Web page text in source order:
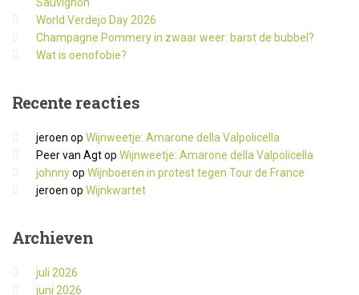
World Verdejo Day 2026
Champagne Pommery in zwaar weer: barst de bubbel?
Wat is oenofobie?
Recente reacties
jeroen op Wijnweetje: Amarone della Valpolicella
Peer van Agtop Wijnweetje: Amarone della Valpolicella
johnnyop Wijnboeren in protest tegen Tour de France
jeroen op Wijnkwartet
Archieven
juli 2026
juni 2026